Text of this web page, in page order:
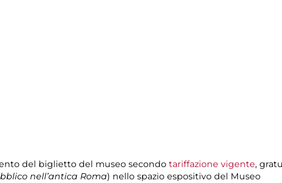
del biglietto del museo secondo tariffazione vigente,
nell’antica Roma) nello spazio espositivo del Museo